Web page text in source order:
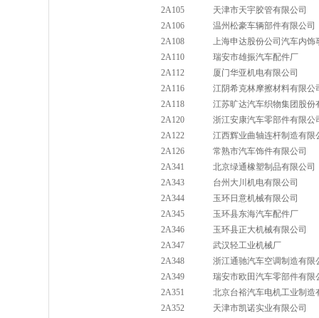
2A105
天津市天宇胶管有限公司
2A106
温州松豪车辆部件有限公司
2A108
上海申达股份公司汽车内饰
2A110
瑞安市雄振汽车配件厂
2A112
厦门华亚机电有限公司
2A116
江阴希克林摩擦材料有限公
2A118
江苏旷达汽车织物集团股份
2A120
浙江安康汽车零部件有限公
2A122
江西辉业曲轴连杆制造有限
2A126
常熟市汽车饰件有限公司
2A341
北京绿通橡塑制品有限公司
2A343
台州大川机电有限公司
2A344
玉环日意机械有限公司
2A345
玉环县东海汽车配件厂
2A346
玉环县正大机械有限公司
2A347
武汉轻工业机械厂
2A348
浙江通驰汽车空调制造有限
2A349
瑞安市欧田汽车零部件有限
2A351
北京台裕汽车电机工业制造
2A352
天津市凯诺实业有限公司